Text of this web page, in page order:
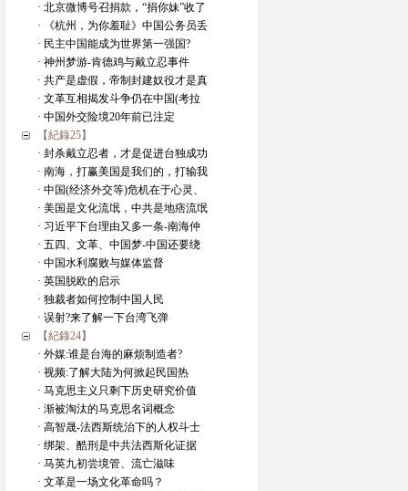
· 北京微博号召捐款，“捐你妹”收了
· 《杭州，为你羞耻》中国公务员丢
· 民主中国能成为世界第一强国?
· 神州梦游-肯德鸡与戴立忍事件
· 共产是虚假，帝制封建奴役才是真
· 文革互相揭发斗争仍在中国(考拉
· 中国外交险境20年前已注定
【紀錄25】
· 封杀戴立忍者，才是促进台独成功
· 南海，打赢美国是我们的，打输我
· 中国(经济外交等)危机在于心灵、
· 美国是文化流氓，中共是地痞流氓
· 习近平下台理由又多一条-南海仲
· 五四、文革、中国梦-中国还要绕
· 中国水利腐败与媒体监督
· 英国脱欧的启示
· 独裁者如何控制中国人民
· 误射?来了解一下台湾飞弹
【紀錄24】
· 外媒:谁是台海的麻烦制造者?
· 视频:了解大陆为何掀起民国热
· 马克思主义只剩下历史研究价值
· 渐被淘汰的马克思名词概念
· 高智晟-法西斯统治下的人权斗士
· 绑架、酷刑是中共法西斯化证据
· 马英九初尝境管、流亡滋味
· 文革是一场文化革命吗？